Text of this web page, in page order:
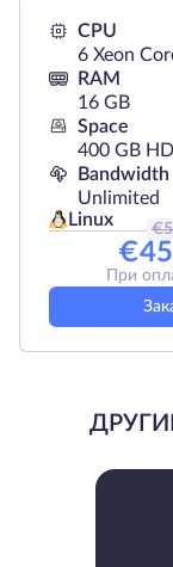
CPU
6 Xeon
RAM
16 GB
Space
400 GB
Bandwidth
Unlimited
Linux
€
€
При